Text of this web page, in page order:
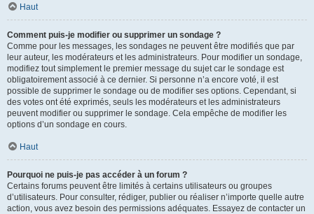
Haut
Comment puis-je modifier ou supprimer un sondage ?
Comme pour les messages, les sondages ne peuvent être modifiés que par
leur auteur, les modérateurs et les administrateurs. Pour modifier un sondage,
modifiez tout simplement le premier message du sujet car le sondage est
obligatoirement associé à ce dernier. Si personne n’a encore voté, il est
possible de supprimer le sondage ou de modifier ses options. Cependant, si
des votes ont été exprimés, seuls les modérateurs et les administrateurs
peuvent modifier ou supprimer le sondage. Cela empêche de modifier les
options d’un sondage en cours.
Haut
Pourquoi ne puis-je pas accéder à un forum ?
Certains forums peuvent être limités à certains utilisateurs ou groupes
d’utilisateurs. Pour consulter, rédiger, publier ou réaliser n’importe quelle autre
action, vous avez besoin des permissions adéquates. Essayez de contacter un